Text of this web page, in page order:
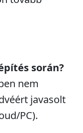
során?
nem
javasolt
PC).